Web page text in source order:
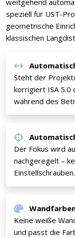
weitgehend
speziell für UST-
geometrische
klassischen
Steht der
korrigiert ISA 5.0
während des
Der Fokus wird
nachgeregelt –
Einstellschrauben.
Keine weiße
und passt die